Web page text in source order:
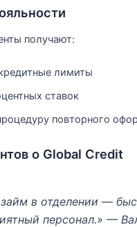
получают:
лимиты
ставок
повторного
о Global Credit
в отделении —
персонал.» —